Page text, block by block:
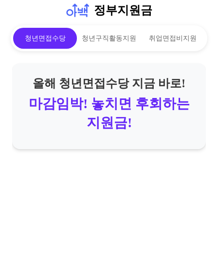
정부지원금
청년면접수당 청년구직활동지원 취업면접비지원
올해 청년면접수당 지금 바로!
마감임박! 놓치면 후회하는
지원금!